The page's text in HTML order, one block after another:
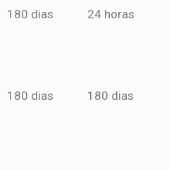
180 dias 24 horas
180 dias 180 dias